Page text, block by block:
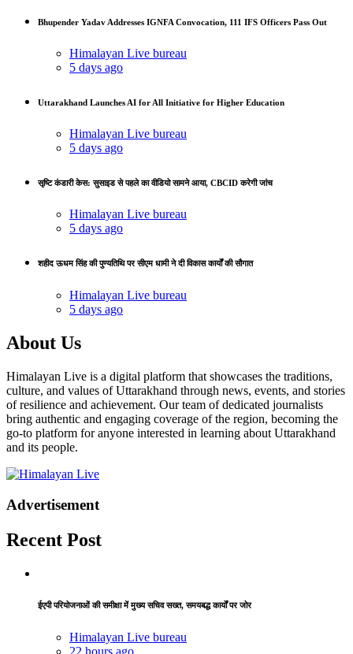
Bhupender Yadav Addresses IGNFA Convocation, 111 IFS Officers Pass Out
Himalayan Live bureau
5 days ago
Uttarakhand Launches AI for All Initiative for Higher Education
Himalayan Live bureau
5 days ago
सृष्टि कंडारी केस: सुसाइड से पहले का वीडियो सामने आया, CBCID करेगी जांच
Himalayan Live bureau
5 days ago
शहीद ऊधम सिंह की पुण्यतिथि पर सीएम धामी ने दी विकास कार्यों की सौगात
Himalayan Live bureau
5 days ago
About Us
Himalayan Live is a digital platform that showcases the traditions,
culture, and values of Uttarakhand through news, events, and stories
of resilience and achievement. Our team of dedicated journalists
bring authentic and engaging coverage of the region, becoming the
go-to platform for anyone interested in learning about Uttarakhand
and its people.
Advertisement
Recent Post
ईएपी परियोजनाओं की समीक्षा में मुख्य सचिव सख्त, समयबद्ध कार्यों पर जोर
Himalayan Live bureau
22 hours ago